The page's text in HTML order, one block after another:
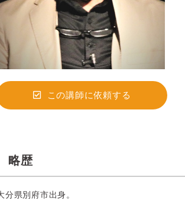
この講師に依頼する
略歴
分県別府市出身。